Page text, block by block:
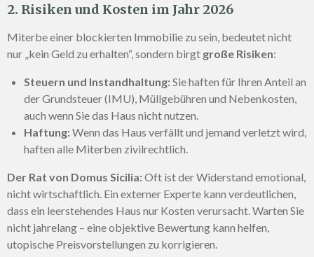
2. Risiken und Kosten im Jahr 2026
Miterbe einer blockierten Immobilie zu sein, bedeutet nicht
nur „kein Geld zu erhalten“, sondern birgt große Risiken:
Steuern und Instandhaltung:Sie haften für Ihren Anteil an
der Grundsteuer (IMU), Müllgebühren und Nebenkosten,
auch wenn Sie das Haus nicht nutzen.
Haftung:Wenn das Haus verfällt und jemand verletzt wird,
haften alle Miterben zivilrechtlich.
Der Rat von Domus Sicilia:Oft ist der Widerstand emotional,
nicht wirtschaftlich. Ein externer Experte kann verdeutlichen,
dass ein leerstehendes Haus nur Kosten verursacht. Warten Sie
nicht jahrelang – eine objektive Bewertung kann helfen,
utopische Preisvorstellungen zu korrigieren.